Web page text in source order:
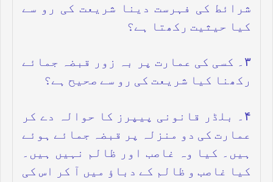
شرائط کی فہرست دینا شریعت کی رو سے
کیا حیثیت رکھتا ہے؟
۳۔ کسی کی عمارت پر بہ زور قبضہ جمائے
رکھنا کیا شریعت کی رو سے صحیح ہے؟
۴۔ بلڈر قانونی پیپرز کا حوالہ دے کر
عمارت کی دو منزلہ پر قبضہ جمائے ہوئے
ہیں۔ کیا وہ غاصب اور ظالم نہیں ہیں۔
کیا غاصب و ظالم کے دباؤ میں آ کر اس کی